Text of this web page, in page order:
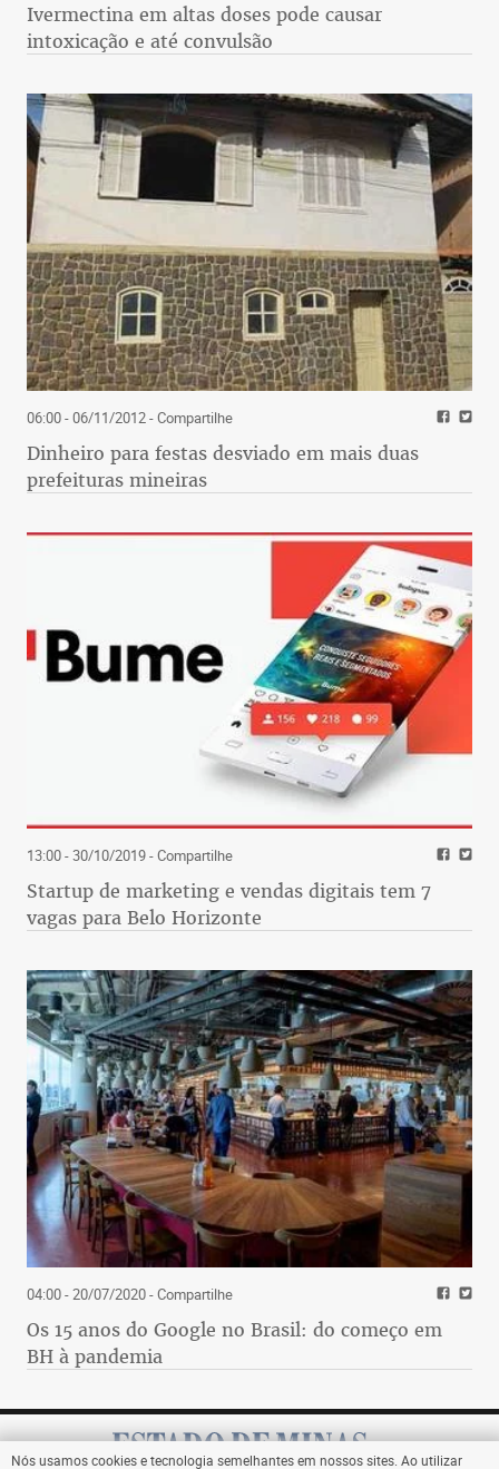
Ivermectina em altas doses pode causar
intoxicação e até convulsão
06:00 - 06/11/2012- Compartilhe
Dinheiro para festas desviado em mais duas
prefeituras mineiras
13:00 - 30/10/2019- Compartilhe
Startup de marketing e vendas digitais tem 7
vagas para Belo Horizonte
04:00 - 20/07/2020- Compartilhe
Os 15 anos do Google no Brasil: do começo em
BH à pandemia
Nós usamos cookies e tecnologia semelhantes em nossos sites. Ao utilizar